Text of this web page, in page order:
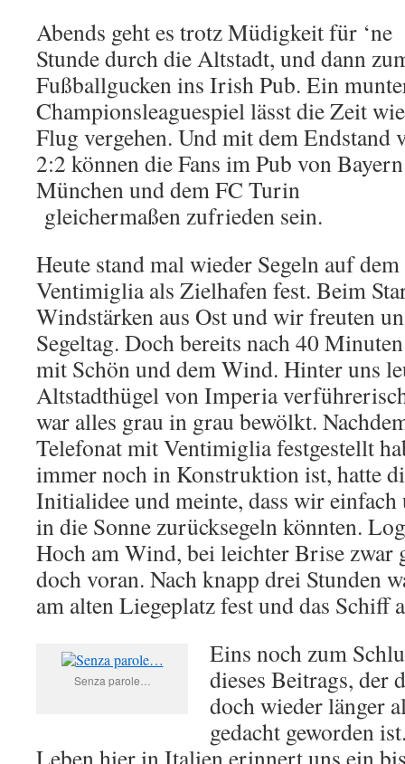
Abends geht es trotz Müdigkeit für ‘ne
Stunde durch die Altstadt, und dann
Fußballgucken ins Irish Pub. Ein
Championsleaguespiel lässt die Zeit
Flug vergehen. Und mit dem Endstand
2:2 können die Fans im Pub von Bayern
München und dem FC Turin
gleichermaßen zufrieden sein.
Heute stand mal wieder Segeln auf
Ventimiglia als Zielhafen fest. Beim
Windstärken aus Ost und wir freuten
Segeltag. Doch bereits nach 40
mit Schön und dem Wind. Hinter uns
Altstadthügel von Imperia
war alles grau in grau bewölkt.
Telefonat mit Ventimiglia festgestellt
immer noch in Konstruktion ist, hatte
Initialidee und meinte, dass wir
in die Sonne zurücksegeln könnten.
Hoch am Wind, bei leichter Brise zwar
doch voran. Nach knapp drei Stunden
am alten Liegeplatz fest und das Schiff
Senza parole…
Eins noch zum
dieses Beitrags, der
doch wieder länger
gedacht geworden
Leben hier in Italien erinnert uns ein